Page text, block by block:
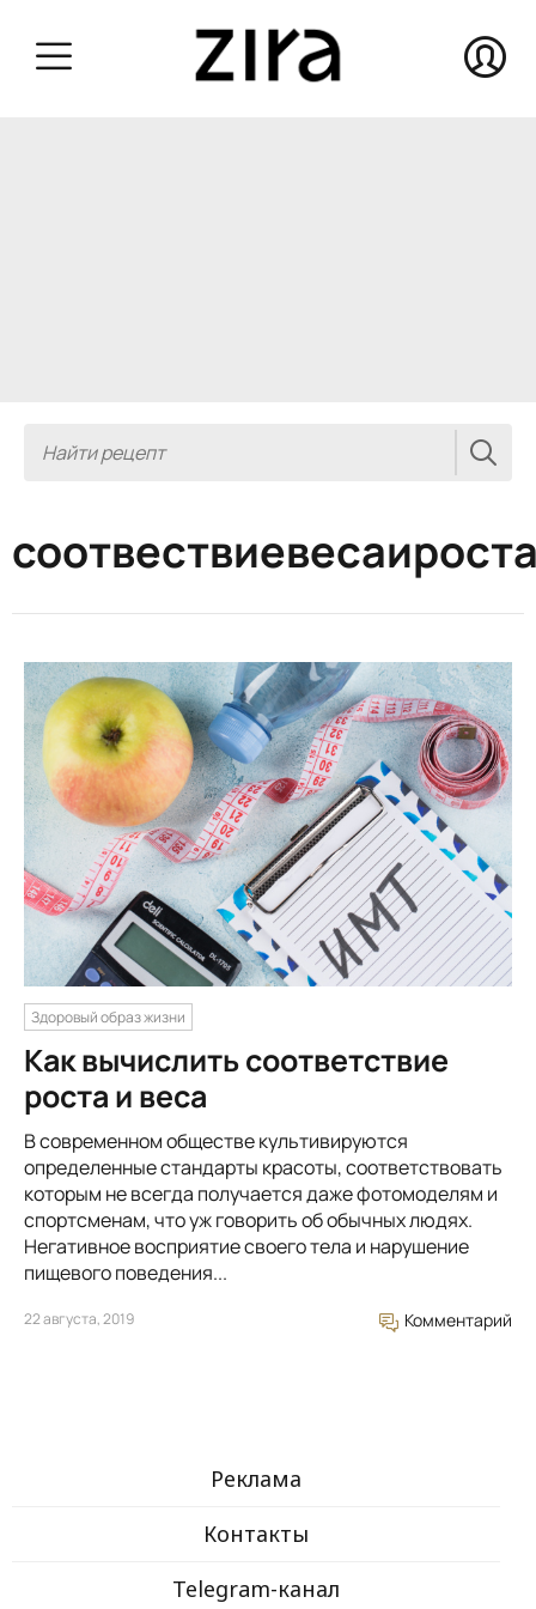
Здоровый образ жизни
Как вычислить соответствие
роста и веса
В современном обществе культивируются
определенные стандарты красоты, соответствовать
которым не всегда получается даже фотомоделям и
спортсменам, что уж говорить об обычных людях.
Негативное восприятие своего тела и нарушение
пищевого поведения...
22 августа, 2019 Комментарий
Реклама
Контакты
Telegram-канал